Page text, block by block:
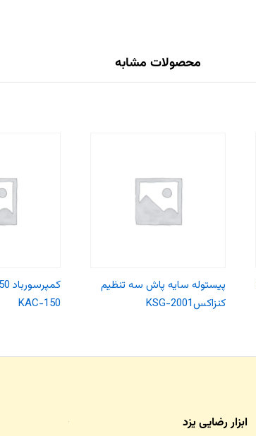
محصولات مشابه
پیستوله سایه پاش سه تنظیم
کنزاکسKSG-2001
KAC-150
ابزار رضایی یزد